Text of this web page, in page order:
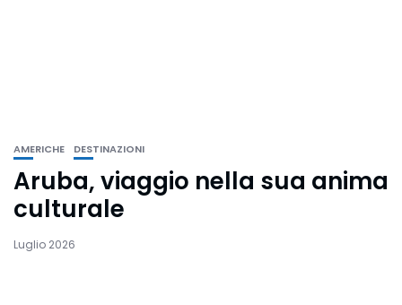
AMERICHE DESTINAZIONI
Aruba, viaggio nella sua anima
culturale
Luglio 2026